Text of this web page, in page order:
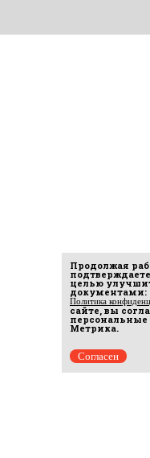
Продолжая
целью
документами:
Политика
сайте, вы
Метрика.
Согласен